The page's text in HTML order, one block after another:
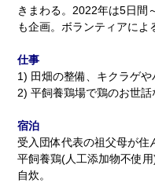
きまわる。2022年は5日間
も企画。ボランティアによ
仕事
1) 田畑の整備、キクラゲや
2) 平飼養鶏場で鶏のお世話
宿泊
受入団体代表の祖父母が住
平飼養鶏(人工添加物不使
自炊。